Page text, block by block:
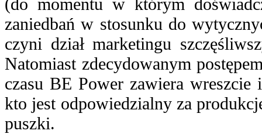
(do momentu w którym
zaniedbań w stosunku do
czyni dział marketingu
Natomiast zdecydowanym
czasu BE Power zawiera wreszcie
kto jest odpowiedzialny za
puszki.